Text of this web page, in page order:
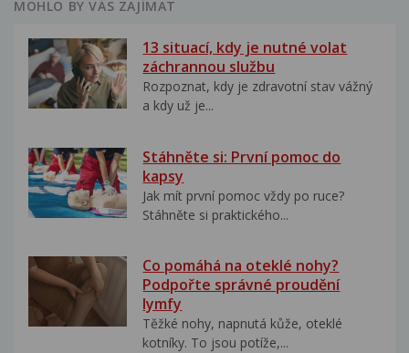
MOHLO BY VÁS ZAJÍMAT
13 situací, kdy je nutné volat
záchrannou službu
Rozpoznat, kdy je zdravotní stav vážný
a kdy už je...
Stáhněte si: První pomoc do
kapsy
Jak mít první pomoc vždy po ruce?
Stáhněte si praktického...
Co pomáhá na oteklé nohy?
Podpořte správné proudění
lymfy
Těžké nohy, napnutá kůže, oteklé
kotníky. To jsou potíže,...